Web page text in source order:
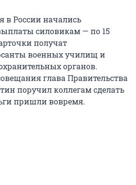
в России начались
силовикам — по 15
получат
военных училищ и
органов.
глава Правительства
поручил коллегам сделать
пришли вовремя.